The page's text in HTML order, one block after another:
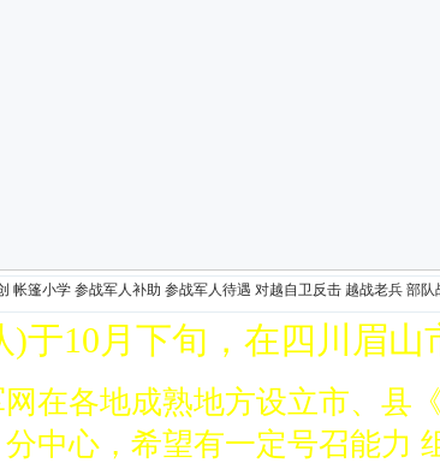
帐篷小学 参战军人补助 参战军人待遇 对越自卫反击 越战老兵 部队
10月下旬，在四川眉山
在各地成熟地方设立市、县
中心，希望有一定号召能力